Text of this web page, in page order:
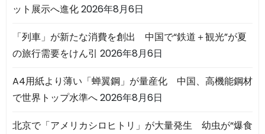
ット展示へ進化2026年8月6日
「列車」が新たな消費を創出 中国で“鉄道＋観光”が夏
の旅行需要をけん引 2026年8月6日
A4用紙より薄い「蝉翼鋼」が量産化 中国、高機能鋼材
で世界トップ水準へ2026年8月6日
北京で「アメリカシロヒトリ」が大量発生 幼虫が“爆食